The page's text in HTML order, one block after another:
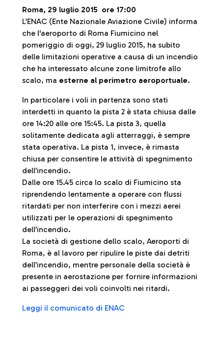
Roma, 29 luglio 2015 ore 17:00
L’ENAC (Ente Nazionale Aviazione Civile) informa
che l'aeroporto di Roma Fiumicino nel
pomeriggio di oggi, 29 luglio 2015, ha subito
delle limitazioni operative a causa di un incendio
che ha interessato alcune zone limitrofe allo
scalo, ma esterne al perimetro aeroportuale.
In particolare i voli in partenza sono stati
interdetti in quanto la pista 2 è stata chiusa dalle
ore 14:20 alle ore 15:45. La pista 3, quella
solitamente dedicata agli atterraggi, è sempre
stata operativa. La pista 1, invece, è rimasta
chiusa per consentire le attività di spegnimento
dell’incendio.
Dalle ore 15.45 circa lo scalo di Fiumicino sta
riprendendo lentamente a operare con flussi
ritardati per non interferire con i mezzi aerei
utilizzati per le operazioni di spegnimento
dell’incendio.
La società di gestione dello scalo, Aeroporti di
Roma, è al lavoro per ripulire le piste dai detriti
dell’incendio, mentre personale della società è
presente in aerostazione per fornire informazioni
ai passeggeri dei voli coinvolti nei ritardi.
Leggi il comunicato di ENAC